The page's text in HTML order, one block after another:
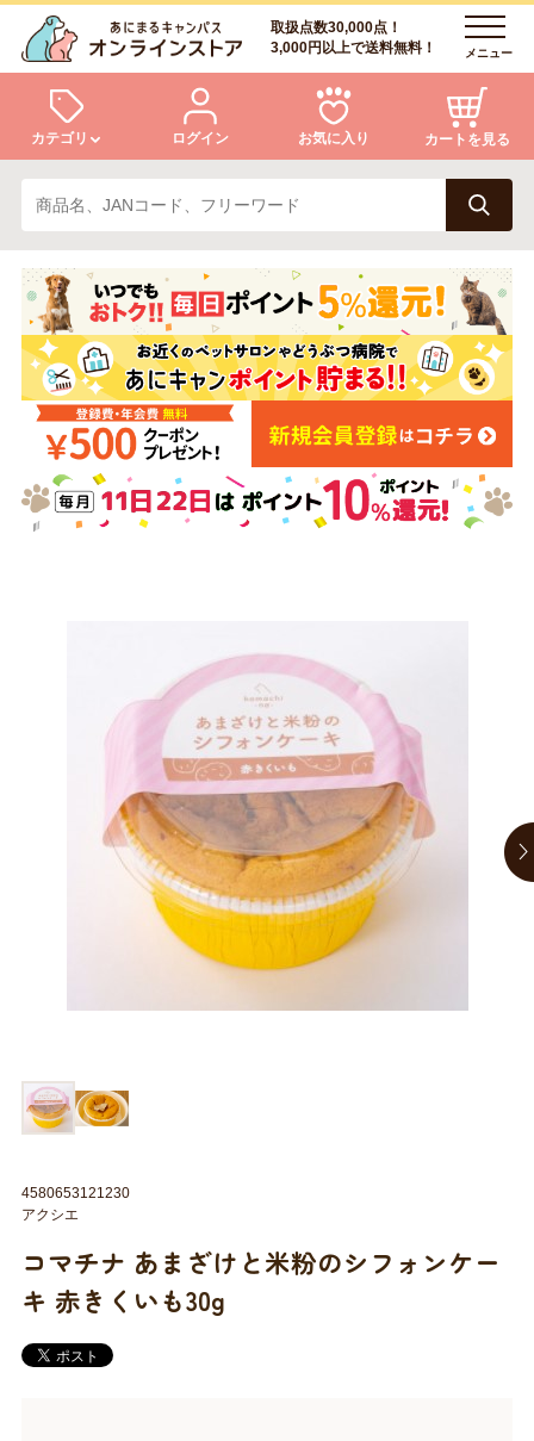
取扱点数30,000点！
3,000円以上で送料無料！
メニュー
カテゴリ
犬 猫
小動物・鳥 アクア・爬虫類・昆虫
ドッグフード キャットフード
美容・ケア用品 服・おさんぽ用品
シニアサポート
ログイン お気に入り カートを見る
ログイン
会員登録
あにまるキャンパスについて
アフターサービス
商品リクエスト
コマチナ あまざけと米粉のシフォンケー
キ 赤きくいも30g
4580653121230
アクシエ